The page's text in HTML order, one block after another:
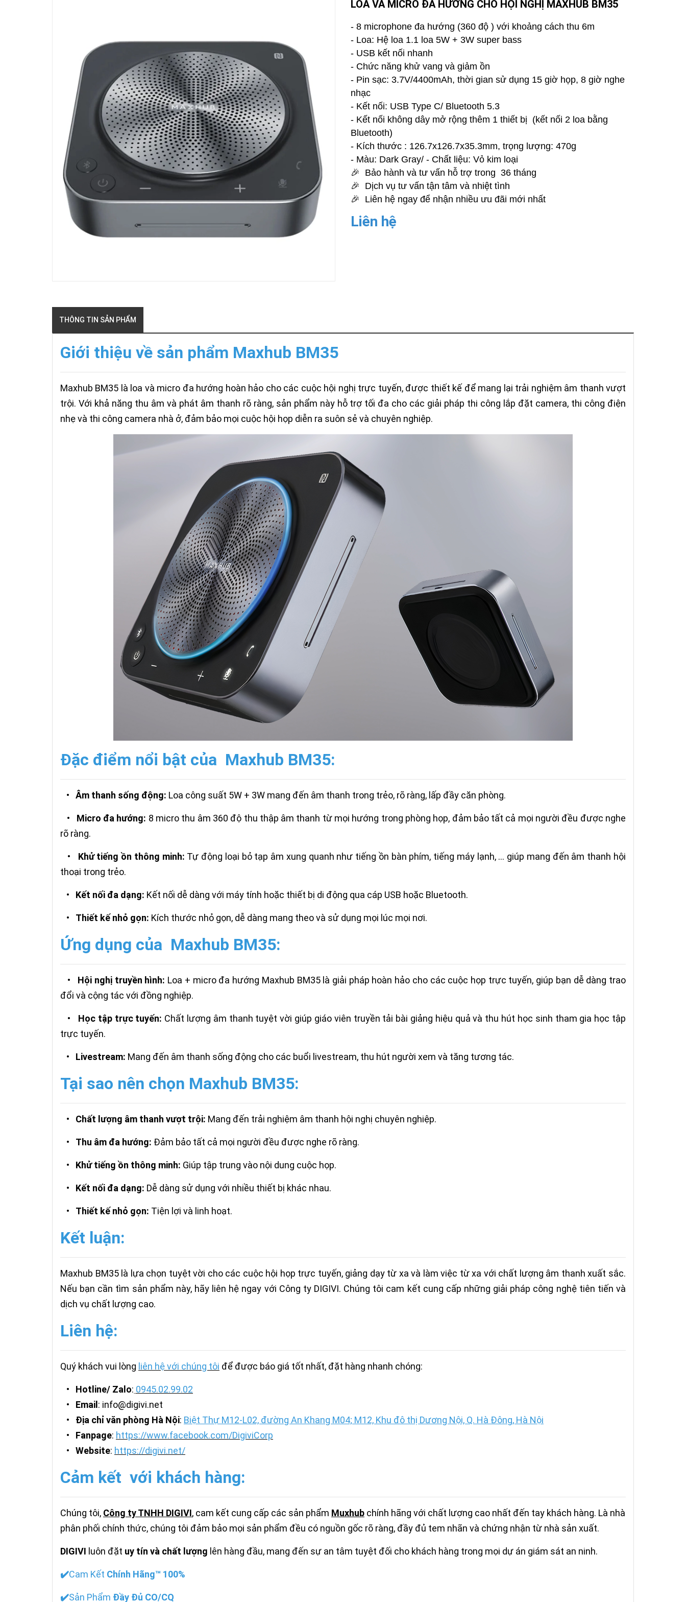
ĐỘNG
Camera
Hikvision
Tiandy
BỊ
HỌP
TRỰC
TUYẾN
Maxhub
hình
MAXHUB
M27
THIẾT
THÔNG
HOMEGY
Faster
LOA VÀ MICRO ĐA HƯỚNG CHO HỘI NGHỊ MAXHUB BM35
- 8 microphone đa hướng (360 độ ) với khoảng cách thu 6m
- Loa: Hệ loa 1.1 loa 5W + 3W super bass
- USB kết nối nhanh
- Chức năng khử vang và giảm ồn
- Pin sạc: 3.7V/4400mAh, thời gian sử dụng 15 giờ họp, 8 giờ nghe
nhạc
- Kết nối: USB Type C/ Bluetooth 5.3
- Kết nối không dây mở rộng thêm 1 thiết bị (kết nối 2 loa bằng
Bluetooth)
- Kích thước : 126.7x126.7x35.3mm, trọng lượng: 470g
- Màu: Dark Gray/ - Chất liệu: Vỏ kim loại
🎉 Bảo hành và tư vấn hỗ trợ trong 36 tháng
🎉 Dịch vụ tư vấn tận tâm và nhiệt tình
🎉 Liên hệ ngay để nhận nhiều ưu đãi mới nhất
Liên hệ
THÔNG TIN SẢN PHẨM
Giới thiệu về sản phẩm Maxhub BM35
Maxhub BM35 là loa và micro đa hướng hoàn hảo cho các cuộc hội nghị trực tuyến, được thiết kế để mang lại trải nghiệm âm thanh vượt
trội. Với khả năng thu âm và phát âm thanh rõ ràng, sản phẩm này hỗ trợ tối đa cho các giải pháp thi công lắp đặt camera, thi công điện
nhẹ và thi công camera nhà ở, đảm bảo mọi cuộc hội họp diễn ra suôn sẻ và chuyên nghiệp.
Đặc điểm nổi bật của Maxhub BM35:
• Âm thanh sống động: Loa công suất 5W + 3W mang đến âm thanh trong trẻo, rõ ràng, lấp đầy căn phòng.
• Micro đa hướng: 8 micro thu âm 360 độ thu thập âm thanh từ mọi hướng trong phòng họp, đảm bảo tất cả mọi người đều được nghe
rõ ràng.
• Khử tiếng ồn thông minh: Tự động loại bỏ tạp âm xung quanh như tiếng ồn bàn phím, tiếng máy lạnh, ... giúp mang đến âm thanh hội
thoại trong trẻo.
• Kết nối đa dạng: Kết nối dễ dàng với máy tính hoặc thiết bị di động qua cáp USB hoặc Bluetooth.
• Thiết kế nhỏ gọn: Kích thước nhỏ gọn, dễ dàng mang theo và sử dụng mọi lúc mọi nơi.
Ứng dụng của Maxhub BM35:
• Hội nghị truyền hình: Loa + micro đa hướng Maxhub BM35 là giải pháp hoàn hảo cho các cuộc họp trực tuyến, giúp bạn dễ dàng trao
đổi và cộng tác với đồng nghiệp.
• Học tập trực tuyến: Chất lượng âm thanh tuyệt vời giúp giáo viên truyền tải bài giảng hiệu quả và thu hút học sinh tham gia học tập
trực tuyến.
• Livestream: Mang đến âm thanh sống động cho các buổi livestream, thu hút người xem và tăng tương tác.
Tại sao nên chọn Maxhub BM35:
• Chất lượng âm thanh vượt trội: Mang đến trải nghiệm âm thanh hội nghị chuyên nghiệp.
• Thu âm đa hướng: Đảm bảo tất cả mọi người đều được nghe rõ ràng.
• Khử tiếng ồn thông minh: Giúp tập trung vào nội dung cuộc họp.
• Kết nối đa dạng: Dễ dàng sử dụng với nhiều thiết bị khác nhau.
• Thiết kế nhỏ gọn: Tiện lợi và linh hoạt.
Kết luận:
Maxhub BM35 là lựa chọn tuyệt vời cho các cuộc hội họp trực tuyến, giảng dạy từ xa và làm việc từ xa với chất lượng âm thanh xuất sắc.
Nếu bạn cần tìm sản phẩm này, hãy liên hệ ngay với Công ty DIGIVI. Chúng tôi cam kết cung cấp những giải pháp công nghệ tiên tiến và
dịch vụ chất lượng cao.
Liên hệ:
Quý khách vui lòng liên hệ với chúng tôi để được báo giá tốt nhất, đặt hàng nhanh chóng:
• Hotline/ Zalo: 0945.02.99.02
• Email : info@digivi.net
• Địa chỉ văn phòng Hà Nội: Biệt Thự M12-L02, đường An Khang M04; M12, Khu đô thị Dương Nội, Q. Hà Đông, Hà Nội
• Fanpage: https://www.facebook.com/DigiviCorp
• Website: https://digivi.net/
Cảm kết với khách hàng:
Chúng tôi, Công ty TNHH DIGIVI, cam kết cung cấp các sản phẩm Muxhub chính hãng với chất lượng cao nhất đến tay khách hàng. Là nhà
phân phối chính thức, chúng tôi đảm bảo mọi sản phẩm đều có nguồn gốc rõ ràng, đầy đủ tem nhãn và chứng nhận từ nhà sản xuất.
DIGIVI luôn đặt uy tín và chất lượng lên hàng đầu, mang đến sự an tâm tuyệt đối cho khách hàng trong mọi dự án giám sát an ninh.
✔️Cam Kết Chính Hãng™ 100%
✔️Sản Phẩm Đầy Đủ CO/CQ